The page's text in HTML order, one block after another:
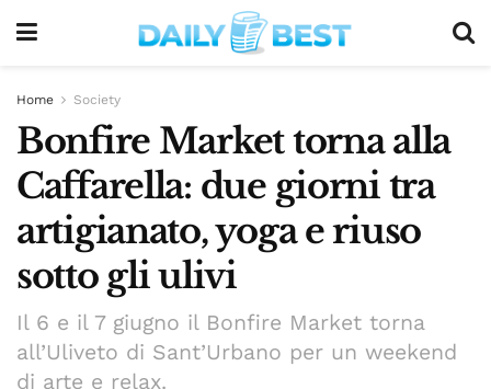
Home Society
Bonfire Market torna alla
Caffarella: due giorni tra
artigianato, yoga e riuso
sotto gli ulivi
Il 6 e il 7 giugno il Bonfire Market torna
all’Uliveto di Sant’Urbano per un weekend
di arte e relax.